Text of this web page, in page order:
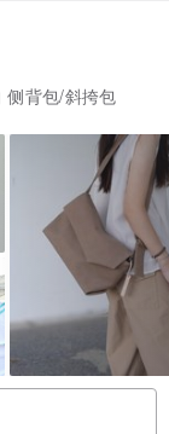
定。
理解。
图案会不一样。
侧背包/斜挎包